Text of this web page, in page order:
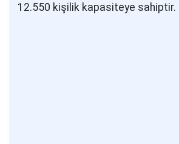
12.550 kişilik kapasiteye sahiptir.